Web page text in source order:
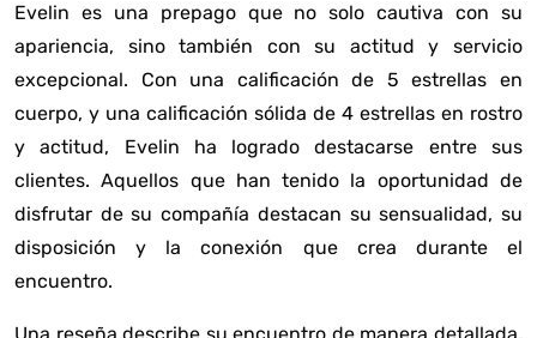
Evelin es una prepago que no solo cautiva con su
apariencia, sino también con su actitud y servicio
excepcional. Con una calificación de 5 estrellas en
cuerpo, y una calificación sólida de 4 estrellas en rostro
y actitud, Evelin ha logrado destacarse entre sus
clientes. Aquellos que han tenido la oportunidad de
disfrutar de su compañía destacan su sensualidad, su
disposición y la conexión que crea durante el
encuentro.